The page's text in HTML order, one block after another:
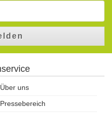
Über uns
Pressebereich